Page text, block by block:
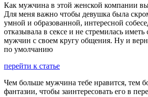
Как мужчина в этой женской компании
Для меня важно чтобы девушка была
умной и образованной, интересной
отказывала в сексе и не стремилась
мужчин с своем кругу общения. Ну и
по умолчанию
перейти к статье
Чем больше мужчина тебе нравится, тем
фантазии, чтобы заинтересовать его в